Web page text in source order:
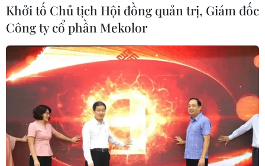
bổ sung, sửa đổi điều lệ Đoàn.
Khởi tố Chủ tịch Hội đồng quản trị, Giám đốc
Công ty cổ phần Mekolor